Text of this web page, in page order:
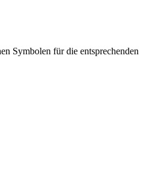
Symbolen für die entsprechenden